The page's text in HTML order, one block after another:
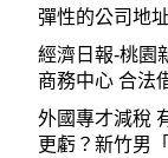
彈性的公司地
經濟日報-桃園
商務中心 合法
外國專才減稅
更虧？新竹男